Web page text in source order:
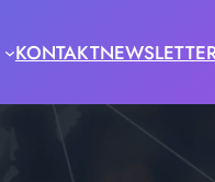
KONTAKT